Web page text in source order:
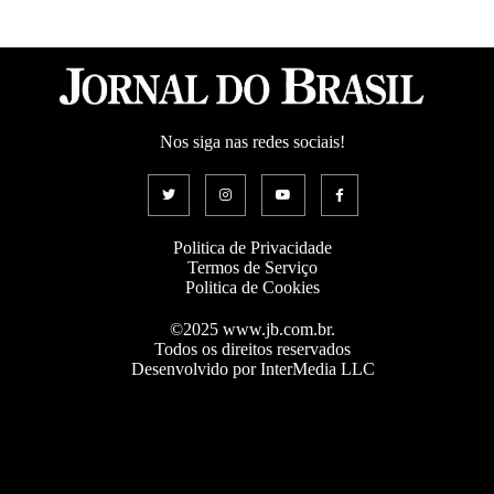
Nos siga nas redes sociais!
Politica de Privacidade
Termos de Serviço
Politica de Cookies
©2025 www.jb.com.br.
Todos os direitos reservados
Desenvolvido por InterMedia LLC